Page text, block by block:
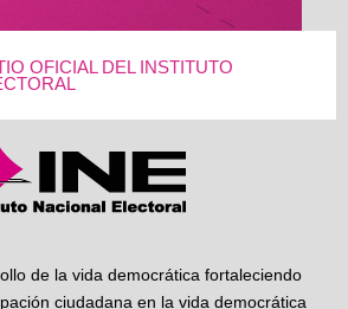
OFICIAL DEL INSTITUTO
de la vida democrática fortaleciendo
ciudadana en la vida democrática